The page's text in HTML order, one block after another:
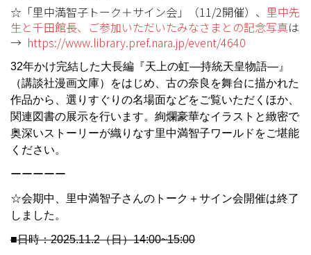
☆「里中満智子トーク＋サイン会」（11/2開催）、 里中先
生と千田館長、ご参加いただいたみなさまとの記念写真は
→ https://www.library.pref.nara.jp/event/4640
32年かけ完結した大長編『天上の虹―持統天皇物語―』
（講談社漫画文庫）をはじめ、古の奈良を舞台に描かれた
作品から、選りすぐりの名場面などをご覧いただくほか、
関連図書の展示を行います。絢爛豪華なイラストと緻密で
奥深いストーリーが織りなす里中満智子ワールドをご堪能
ください。
ーーーーー
☆会期中、里中満智子さんのトーク＋サイン会開催は終了
しました。
■日時：2025.11.2（日）14:00~15:00